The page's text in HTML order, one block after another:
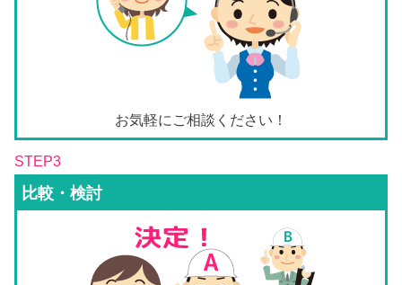
お気軽にご相談ください！
STEP3
比較・検討